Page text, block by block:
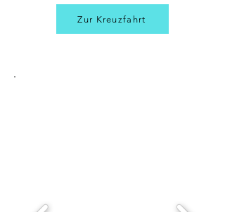
Zur Kreuzfahrt